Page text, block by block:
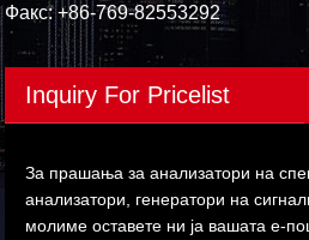
Факс: +86-769-82553292
Inquiry For Pricelist
За прашања за анализатори на
анализатори, генератори на
молиме оставете ни ја вашата е-